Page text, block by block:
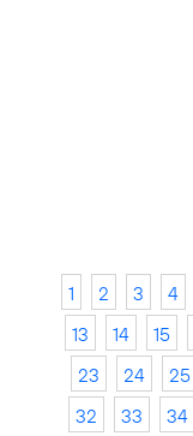
1 2 3 4
13
14 15
23
24 25
32
33 34